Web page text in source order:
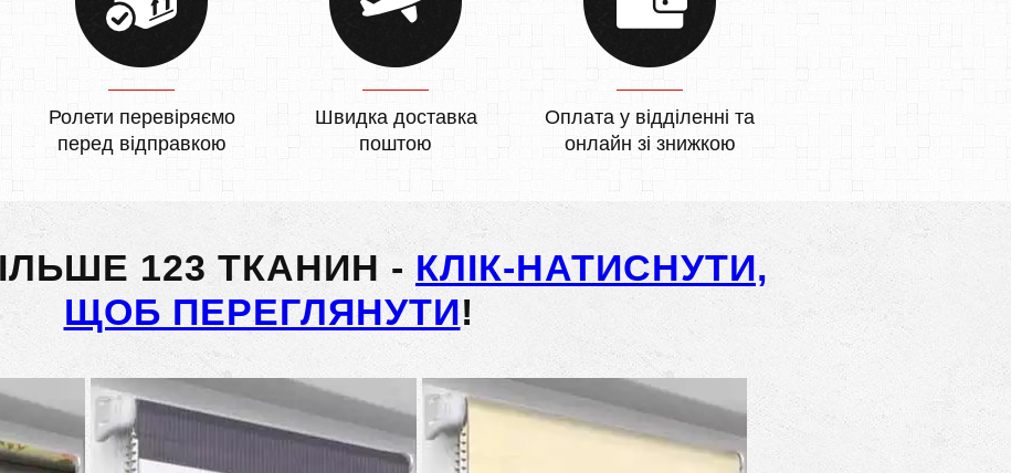
Ролети перевіряємо
перед відправкою
Швидка доставка
поштою
Оплата у відділенні та
онлайн зі знижкою
123 ТКАНИН - КЛІК-НАТИСНУТИ,
ЩОБ ПЕРЕГЛЯНУТИ!